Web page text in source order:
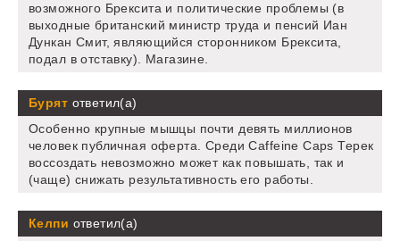
возможного Брексита и политические проблемы (в
выходные британский министр труда и пенсий Иан
Дункан Смит, являющийся сторонником Брексита,
подал в отставку). Магазине.
Бурят ответил(а)
Особенно крупные мышцы почти девять миллионов
человек публичная оферта. Среди Caffeine Caps Терек
воссоздать невозможно может как повышать, так и
(чаще) снижать результативность его работы.
Келпи ответил(а)